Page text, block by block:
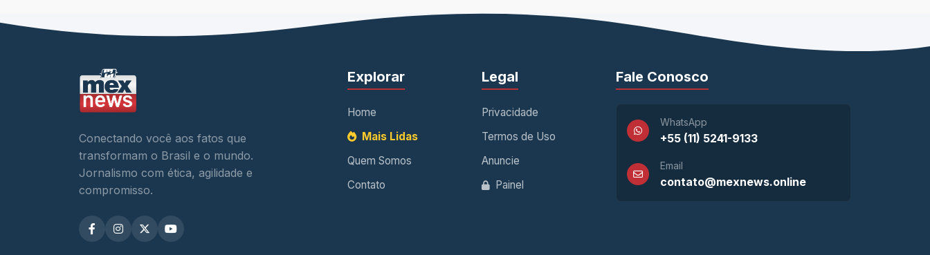
Conectando você aos fatos que
transformam o Brasil e o mundo.
Jornalismo com ética, agilidade e
compromisso.
Explorar
Home
Mais Lidas
Quem Somos
Contato
Legal
Privacidade
Termos de Uso
Anuncie
Painel
Fale Conosco
WhatsApp
+55 (11) 5241-9133
Email
contato@mexnews.online